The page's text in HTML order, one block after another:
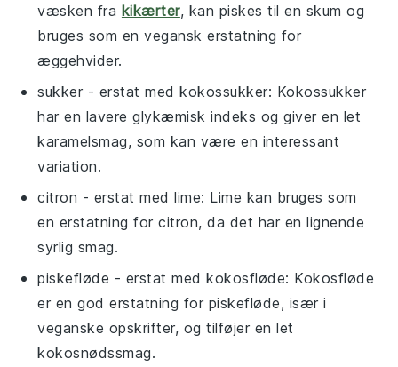
væsken fra kikærter, kan piskes til en skum og
bruges som en vegansk erstatning for
æggehvider.
sukker - erstat medkokossukker: Kokossukker
har en lavere glykæmisk indeks og giver en let
karamelsmag, som kan være en interessant
variation.
citron - erstat medlime: Lime kan bruges som
en erstatning for citron, da det har en lignende
syrlig smag.
piskefløde - erstat medkokosfløde: Kokosfløde
er en god erstatning for piskefløde, især i
veganske opskrifter, og tilføjer en let
kokosnødssmag.